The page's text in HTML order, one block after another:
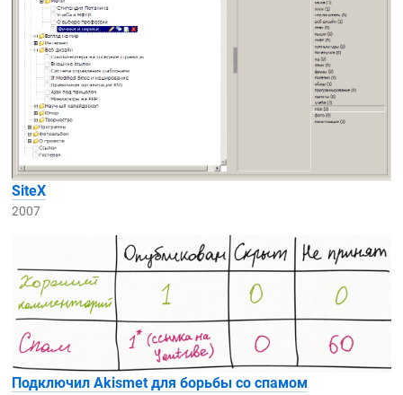
SiteX
2007
Подключил Akismet для борьбы со спамом